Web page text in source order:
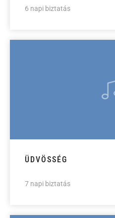
6 napi biztatás
ÜDVÖSSÉG
7 napi biztatás